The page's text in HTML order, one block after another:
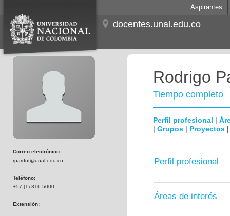
Aspirantes
docentes.unal.edu.co
Correo electrónico:
rpardot@unal.edu.co
Teléfono:
+57 (1) 316 5000
Extensión:
---
Rodrigo
Tiempo completo
Perfil profesional |
| Grupos | Proyectos
Perfil profesional
Áreas de interés